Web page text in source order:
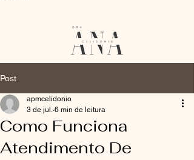
Post
Como Funciona
Atendimento De
apmcelidonio
3 de jul. 6 min de leitura